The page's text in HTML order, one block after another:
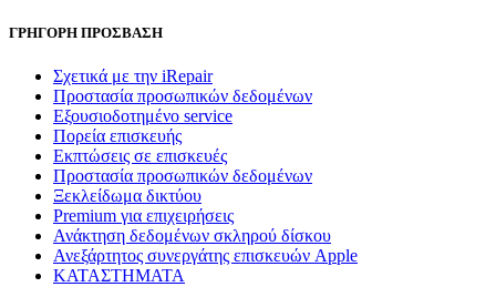
ΓΡΗΓΟΡΗ ΠΡΟΣΒΑΣΗ
Σχετικά με την iRepair
Προστασία προσωπικών δεδομένων
Εξουσιοδοτημένο service
Πορεία επισκευής
Εκπτώσεις σε επισκευές
Προστασία προσωπικών δεδομένων
Ξεκλείδωμα δικτύου
Premium για επιχειρήσεις
Ανάκτηση δεδομένων σκληρού δίσκου
Ανεξάρτητος συνεργάτης επισκευών Apple
ΚΑΤΑΣΤΗΜΑΤΑ